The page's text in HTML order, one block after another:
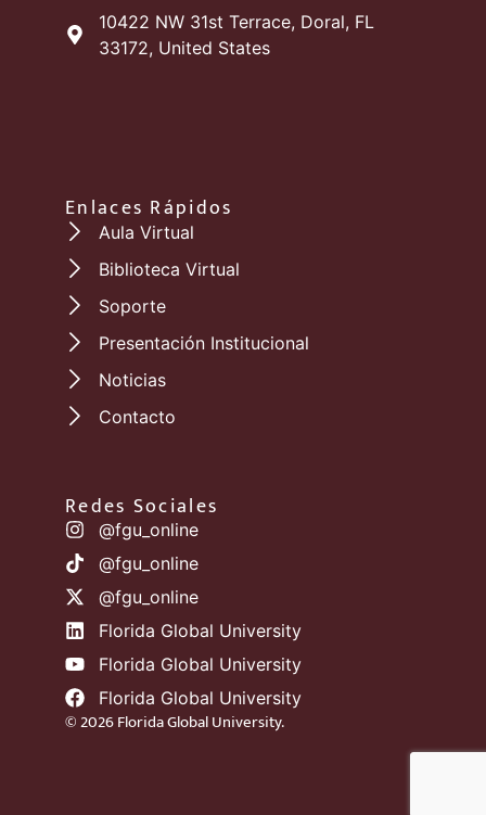
10422 NW 31st Terrace, Doral, FL
33172, United States
Enlaces Rápidos
Aula Virtual
Biblioteca Virtual
Soporte
Presentación Institucional
Noticias
Contacto
Redes Sociales
@fgu_online
@fgu_online
@fgu_online
Florida Global University
Florida Global University
Florida Global University
© 2026 Florida Global University.